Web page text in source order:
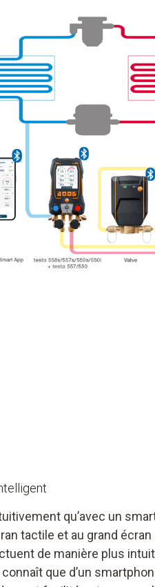
qu’avec un
tactile et au grand
de manière plus
que d’un